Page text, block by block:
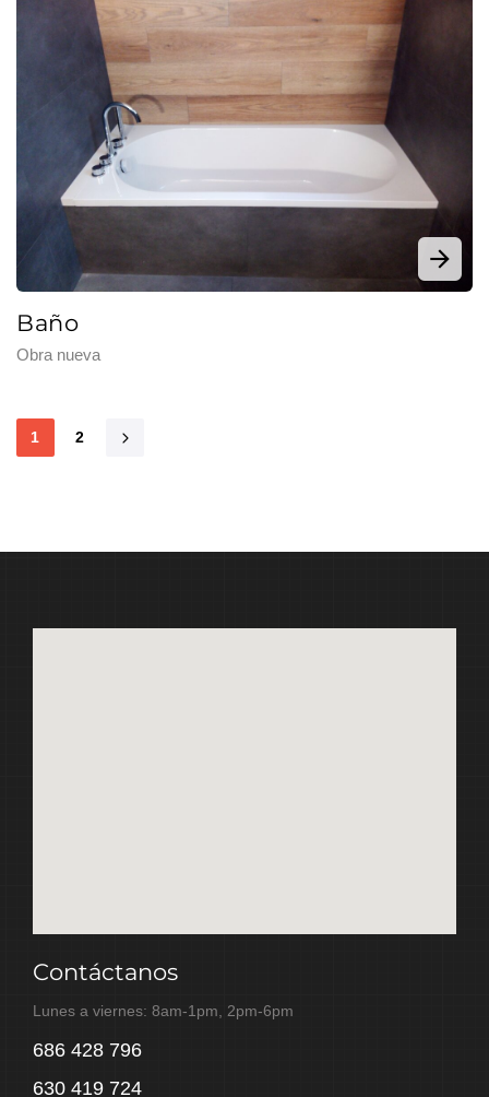
Baño
Obra nueva
1 2
Contáctanos
Lunes a viernes: 8am-1pm, 2pm-6pm
686 428 796
630 419 724